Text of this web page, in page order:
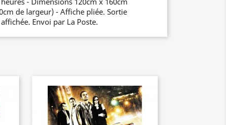
de largeur) - Affiche pliée. Sortie
Envoi par La Poste.